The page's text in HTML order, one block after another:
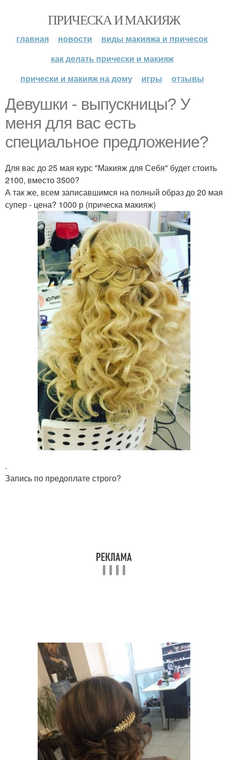
ПРИЧЕСКА И МАКИЯЖ
главная новости
виды макияжа и причесок
как делать прически и макияж
прически и макияж на дому
игры отзывы
Девушки - выпускницы? У
меня для вас есть
специальное предложение?
Для вас до 25 мая курс "Макияж для Себя" будет стоить
2100, вместо 3500?
А так же, всем записавшимся на полный образ до 20 мая
супер - цена? 1000 р (прическа макияж)
.
Запись по предоплате строго?